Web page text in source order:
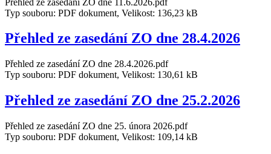
Typ souboru: PDF dokument, Velikost: 136,23 kB
Přehled ze zasedání ZO dne 28.4.2026
Přehled ze zasedání ZO dne 28.4.2026.pdf
Typ souboru: PDF dokument, Velikost: 130,61 kB
Přehled ze zasedání ZO dne 25.2.2026
Přehled ze zasedání ZO dne 25. února 2026.pdf
Typ souboru: PDF dokument, Velikost: 109,14 kB